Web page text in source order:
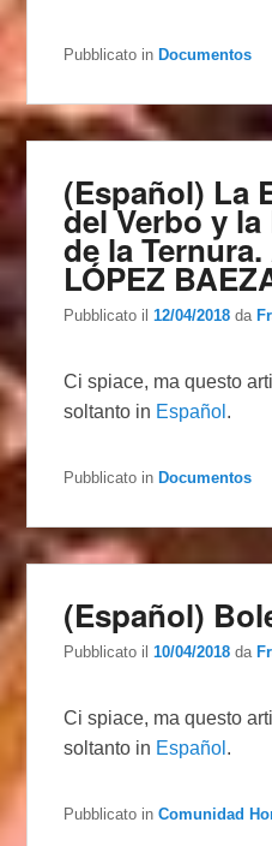
Pubblicato in Documentos
(Español) La
del Verbo y
de la
LÓPEZ
Pubblicato il12/04/2018 da
Ci spiace, ma questo
soltanto in Español .
Pubblicato in Documentos
(Español)
Pubblicato il10/04/2018 da
Ci spiace, ma questo
soltanto in Español .
Pubblicato in Comunidad